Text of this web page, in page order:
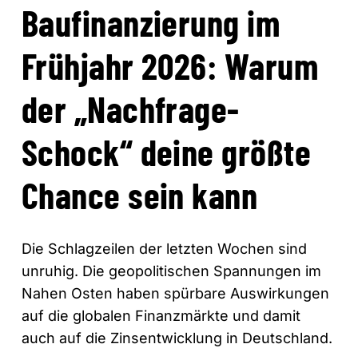
Baufinanzierung im
Frühjahr 2026: Warum
der „Nachfrage-
Schock“ deine größte
Chance sein kann
Die Schlagzeilen der letzten Wochen sind
unruhig. Die geopolitischen Spannungen im
Nahen Osten haben spürbare Auswirkungen
auf die globalen Finanzmärkte und damit
auch auf die Zinsentwicklung in Deutschland.